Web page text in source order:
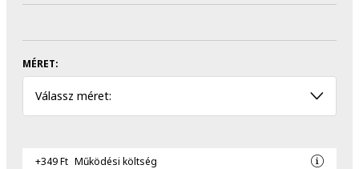
MÉRET:
Válassz méret:
+349 Ft Működési költség